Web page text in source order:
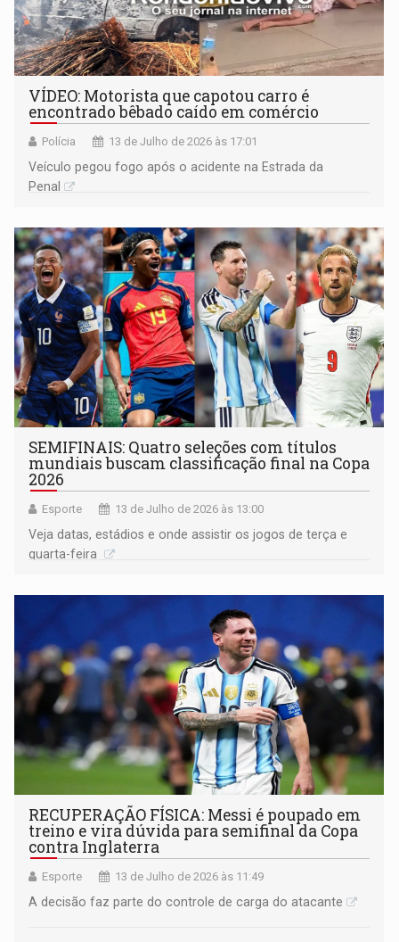
VÍDEO: Motorista que capotou carro é
encontrado bêbado caído em comércio
Polícia 13 de Julho de 2026 às 17:01
Veículo pegou fogo após o acidente na Estrada da
Penal
SEMIFINAIS: Quatro seleções com títulos
mundiais buscam classificação final na Copa
2026
Esporte 13 de Julho de 2026 às 13:00
Veja datas, estádios e onde assistir os jogos de terça e
quarta-feira
RECUPERAÇÃO FÍSICA: Messi é poupado em
treino e vira dúvida para semifinal da Copa
contra Inglaterra
Esporte 13 de Julho de 2026 às 11:49
A decisão faz parte do controle de carga do atacante